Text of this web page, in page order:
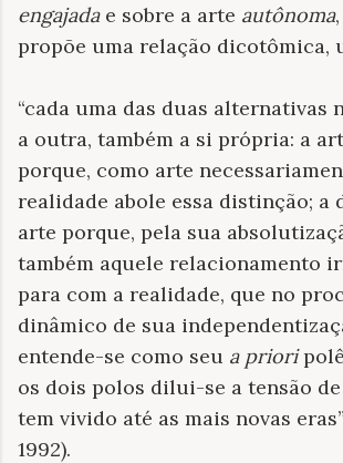
engajada e sobre a arte autônoma
propõe uma relação dicotômica,
“cada uma das duas alternativas
a outra, também a si própria: a
porque, como arte
realidade abole essa distinção; a
arte porque, pela sua
também aquele relacionamento
para com a realidade, que no
dinâmico de sua
entende-se como seu a priori
os dois polos dilui-se a tensão
tem vivido até as mais novas
1992).